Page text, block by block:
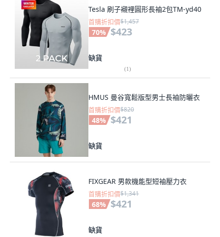
Tesla 刷子襯裡圓形長袖2包TM-yd40
首購折扣價$1,457
70% $423
缺貨
(1)
HMUS 曼谷寬鬆版型男士長袖防曬衣
首購折扣價$820
48% $421
缺貨
FIXGEAR 男款機能型短袖壓力衣
首購折扣價$1,341
68% $421
缺貨